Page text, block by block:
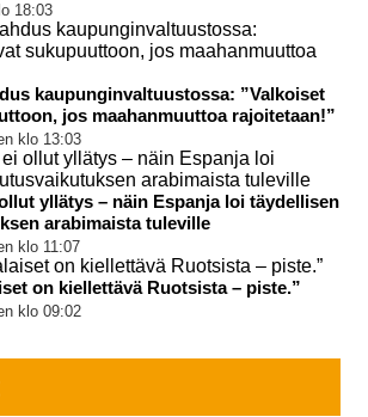
18:03
kaupunginvaltuustossa: ”Valkoiset
jos maahanmuuttoa rajoitetaan!”
klo 13:03
yllätys – näin Espanja loi täydellisen
arabimaista tuleville
klo 11:07
on kiellettävä Ruotsista – piste.”
klo 09:02